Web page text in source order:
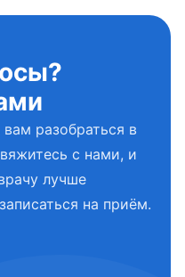
разобраться в
с нами, и
лучше
на приём.